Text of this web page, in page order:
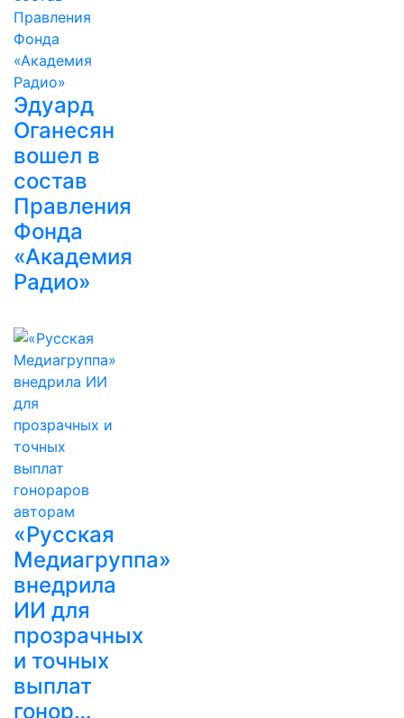
Эдуард
Оганесян
вошел в
состав
Правления
Фонда
«Академия
Радио»
«Русская
Медиагруппа»
внедрила
ИИ для
прозрачных
и точных
выплат
гонор…